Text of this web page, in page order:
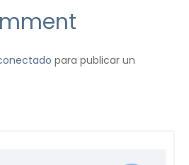
para publicar un